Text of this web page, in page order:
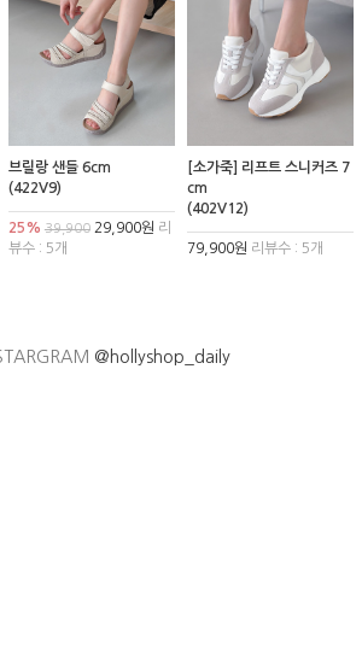
브릴랑 샌들 6cm
(422V9)
25% 39,90029,900원 리
뷰수 : 5개
[소가죽] 리프트 스니커즈 7
cm
(402V12)
79,900원 리뷰수 : 5개
@hollyshop_daily